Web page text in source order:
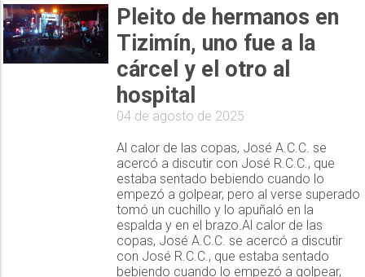
Pleito de hermanos en
Tizimín, uno fue a la
cárcel y el otro al
hospital
04 de agosto de 2025
Al calor de las copas, José A.C.C. se
acercó a discutir con José R.C.C., que
estaba sentado bebiendo cuando lo
empezó a golpear, pero al verse superado
tomó un cuchillo y lo apuñaló en la
espalda y en el brazo.Al calor de las
copas, José A.C.C. se acercó a discutir
con José R.C.C., que estaba sentado
bebiendo cuando lo empezó a golpear,